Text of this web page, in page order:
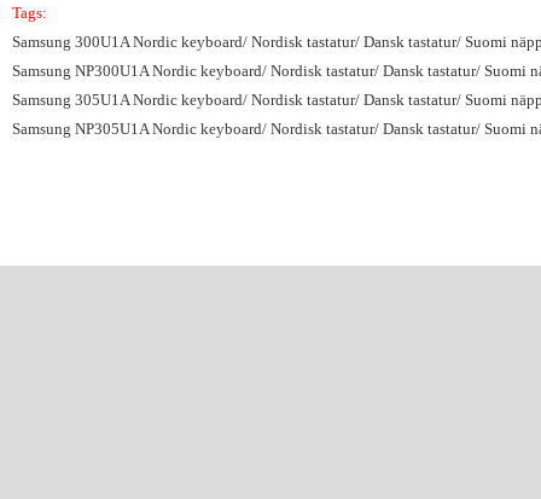
Tags:
Samsung 300U1A Nordic keyboard/ Nordisk tastatur/ Dansk tastatur/ Suomi
Samsung NP300U1A Nordic keyboard/ Nordisk tastatur/ Dansk tastatur/ Suomi
Samsung 305U1A Nordic keyboard/ Nordisk tastatur/ Dansk tastatur/ Suomi
Samsung NP305U1A Nordic keyboard/ Nordisk tastatur/ Dansk tastatur/ Suomi